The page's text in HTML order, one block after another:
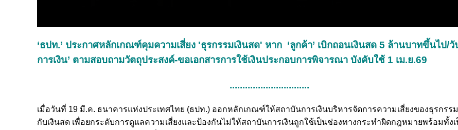
‘ธปท.’ ประกาศหลักเกณฑ์คุมความเสี่ยง 'ธุรกรรมเงินสด' หาก ‘ลูกค้า’ เบิกถอนเงินสด 5 ล้านบาทขึ้นไป/วั
การเงิน’ ตามสอบถามวัตถุประสงค์-ขอเอกสารการใช้เงินประกอบการพิจารณา บังคับใช้ 1 เม.ย.69
...............................
เมื่อวันที่ 19 มี.ค. ธนาคารแห่งประเทศไทย (ธปท.) ออกหลักเกณฑ์ให้สถาบันการเงินบริหารจัดการความเสี่ยงของธุรกรร
กับเงินสด เพื่อยกระดับการดูแลความเสี่ยงและป้องกันไม่ให้สถาบันการเงินถูกใช้เป็นช่องทางกระทำผิดกฎหมายพร้อมทั้ง